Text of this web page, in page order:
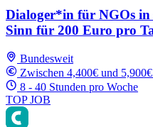
Dialoger*in für NGOs in
Sinn für 200 Euro pro
Bundesweit
Zwischen 4,400€ und
8 - 40 Stunden pro Woche
TOP JOB